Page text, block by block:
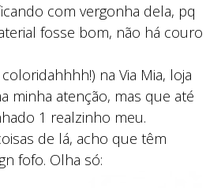
com vergonha dela, pq
fosse bom, não há couro
na Via Mia, loja
minha atenção, mas que até
1 realzinho meu.
de lá, acho que têm
fofo. Olha só: